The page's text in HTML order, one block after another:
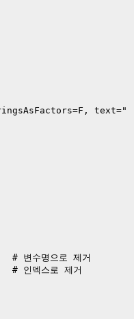
text="
수명으로 제거
인덱스로 제거